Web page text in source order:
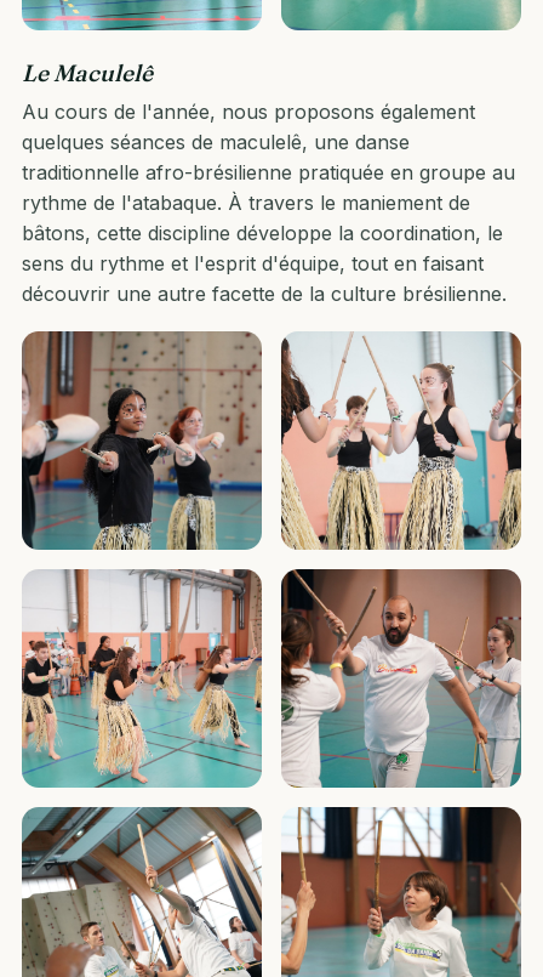
Le Maculelê
Au cours de l'année, nous proposons également
quelques séances de maculelê, une danse
traditionnelle afro-brésilienne pratiquée en groupe au
rythme de l'atabaque. À travers le maniement de
bâtons, cette discipline développe la coordination, le
sens du rythme et l'esprit d'équipe, tout en faisant
découvrir une autre facette de la culture brésilienne.